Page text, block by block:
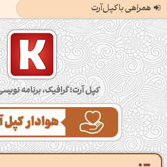
همراهی با کپل‌آرت
کپل‌آرت؛ گرافیک، برنامه‌نویسی و خلاقیت